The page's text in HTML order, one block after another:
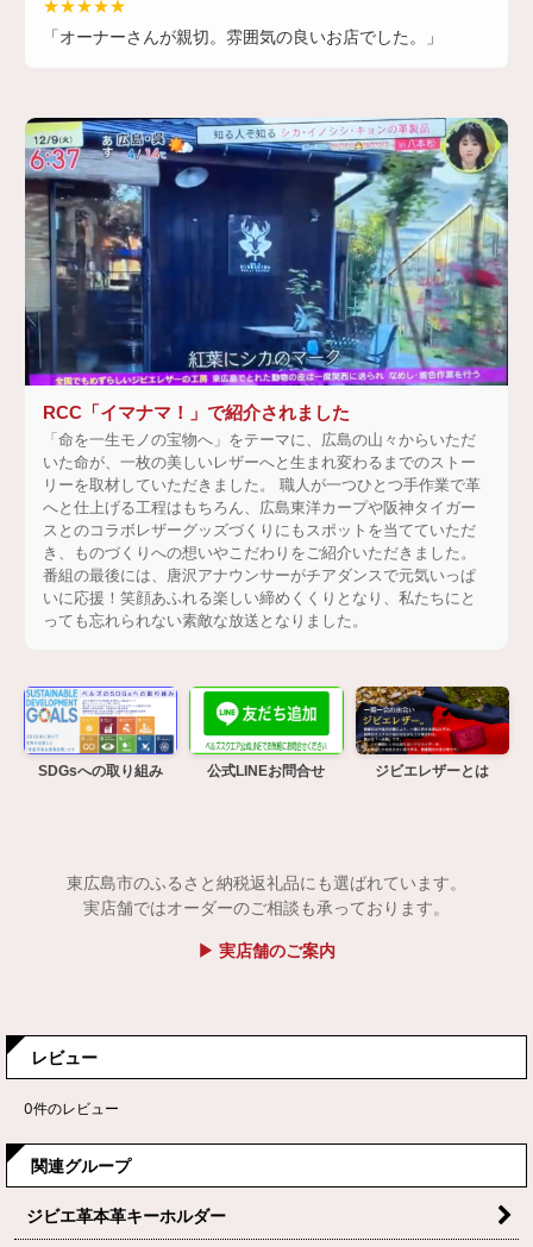
★★★★★
「オーナーさんが親切。雰囲気の良いお店でした。」
RCC「イマナマ！」で紹介されました
「命を一生モノの宝物へ」をテーマに、広島の山々からいただ
いた命が、一枚の美しいレザーへと生まれ変わるまでのストー
リーを取材していただきました。 職人が一つひとつ手作業で革
へと仕上げる工程はもちろん、広島東洋カープや阪神タイガー
スとのコラボレザーグッズづくりにもスポットを当てていただ
き、ものづくりへの想いやこだわりをご紹介いただきました。
番組の最後には、唐沢アナウンサーがチアダンスで元気いっぱ
いに応援！笑顔あふれる楽しい締めくくりとなり、私たちにと
っても忘れられない素敵な放送となりました。
SDGsへの取り組み 公式LINEお問合せ ジビエレザーとは
東広島市のふるさと納税返礼品にも選ばれています。
実店舗ではオーダーのご相談も承っております。
▶ 実店舗のご案内
レビュー
0件のレビュー
関連グループ
ジビエ革本革キーホルダー